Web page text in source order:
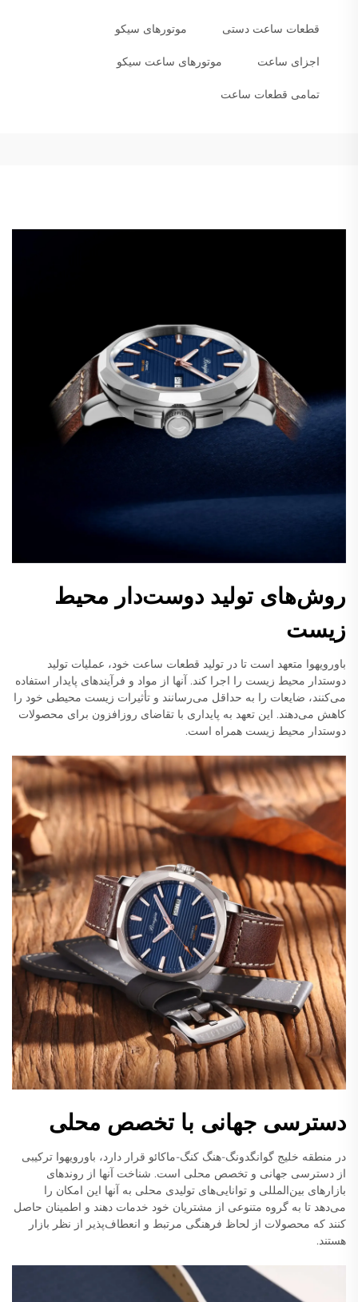
قطعات ساعت دستی موتورهای سیکو
اجزای ساعت موتورهای ساعت سیکو
تمامی قطعات ساعت
روش‌های تولید دوست‌دار محیط
زیست
باورویهوا متعهد است تا در تولید قطعات ساعت خود، عملیات تولید
دوستدار محیط زیست را اجرا کند. آنها از مواد و فرآیندهای پایدار استفاده
می‌کنند، ضایعات را به حداقل می‌رسانند و تأثیرات زیست محیطی خود را
کاهش می‌دهند. این تعهد به پایداری با تقاضای روزافزون برای محصولات
دوستدار محیط زیست همراه است.
دسترسی جهانی با تخصص محلی
در منطقه خلیج گوانگدونگ-هنگ کنگ-ماکائو قرار دارد، باورویهوا ترکیبی
از دسترسی جهانی و تخصص محلی است. شناخت آنها از روندهای
بازارهای بین‌المللی و توانایی‌های تولیدی محلی به آنها این امکان را
می‌دهد تا به گروه متنوعی از مشتریان خود خدمات دهند و اطمینان حاصل
کنند که محصولات از لحاظ فرهنگی مرتبط و انعطاف‌پذیر از نظر بازار
هستند.